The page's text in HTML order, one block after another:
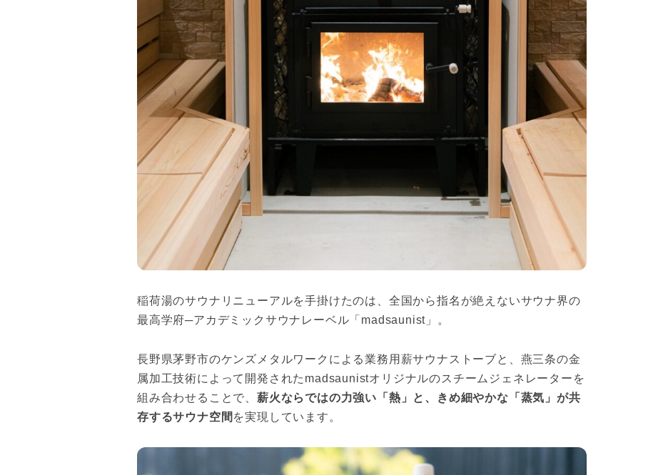
稲荷湯のサウナリニューアルを手掛けたのは、全国から指名が絶えないサウナ界の
最高学府─アカデミックサウナレーベル「madsaunist」。
長野県茅野市のケンズメタルワークによる業務用薪サウナストーブと、燕三条の金
属加工技術によって開発されたmadsaunistオリジナルのスチームジェネレーターを
組み合わせることで、 薪火ならではの力強い「熱」と、きめ細やかな「蒸気」が共
存するサウナ空間 を実現しています。